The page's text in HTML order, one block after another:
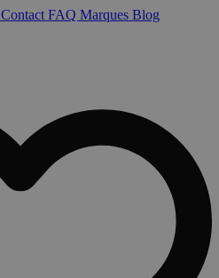
Contact FAQ Marques Blog